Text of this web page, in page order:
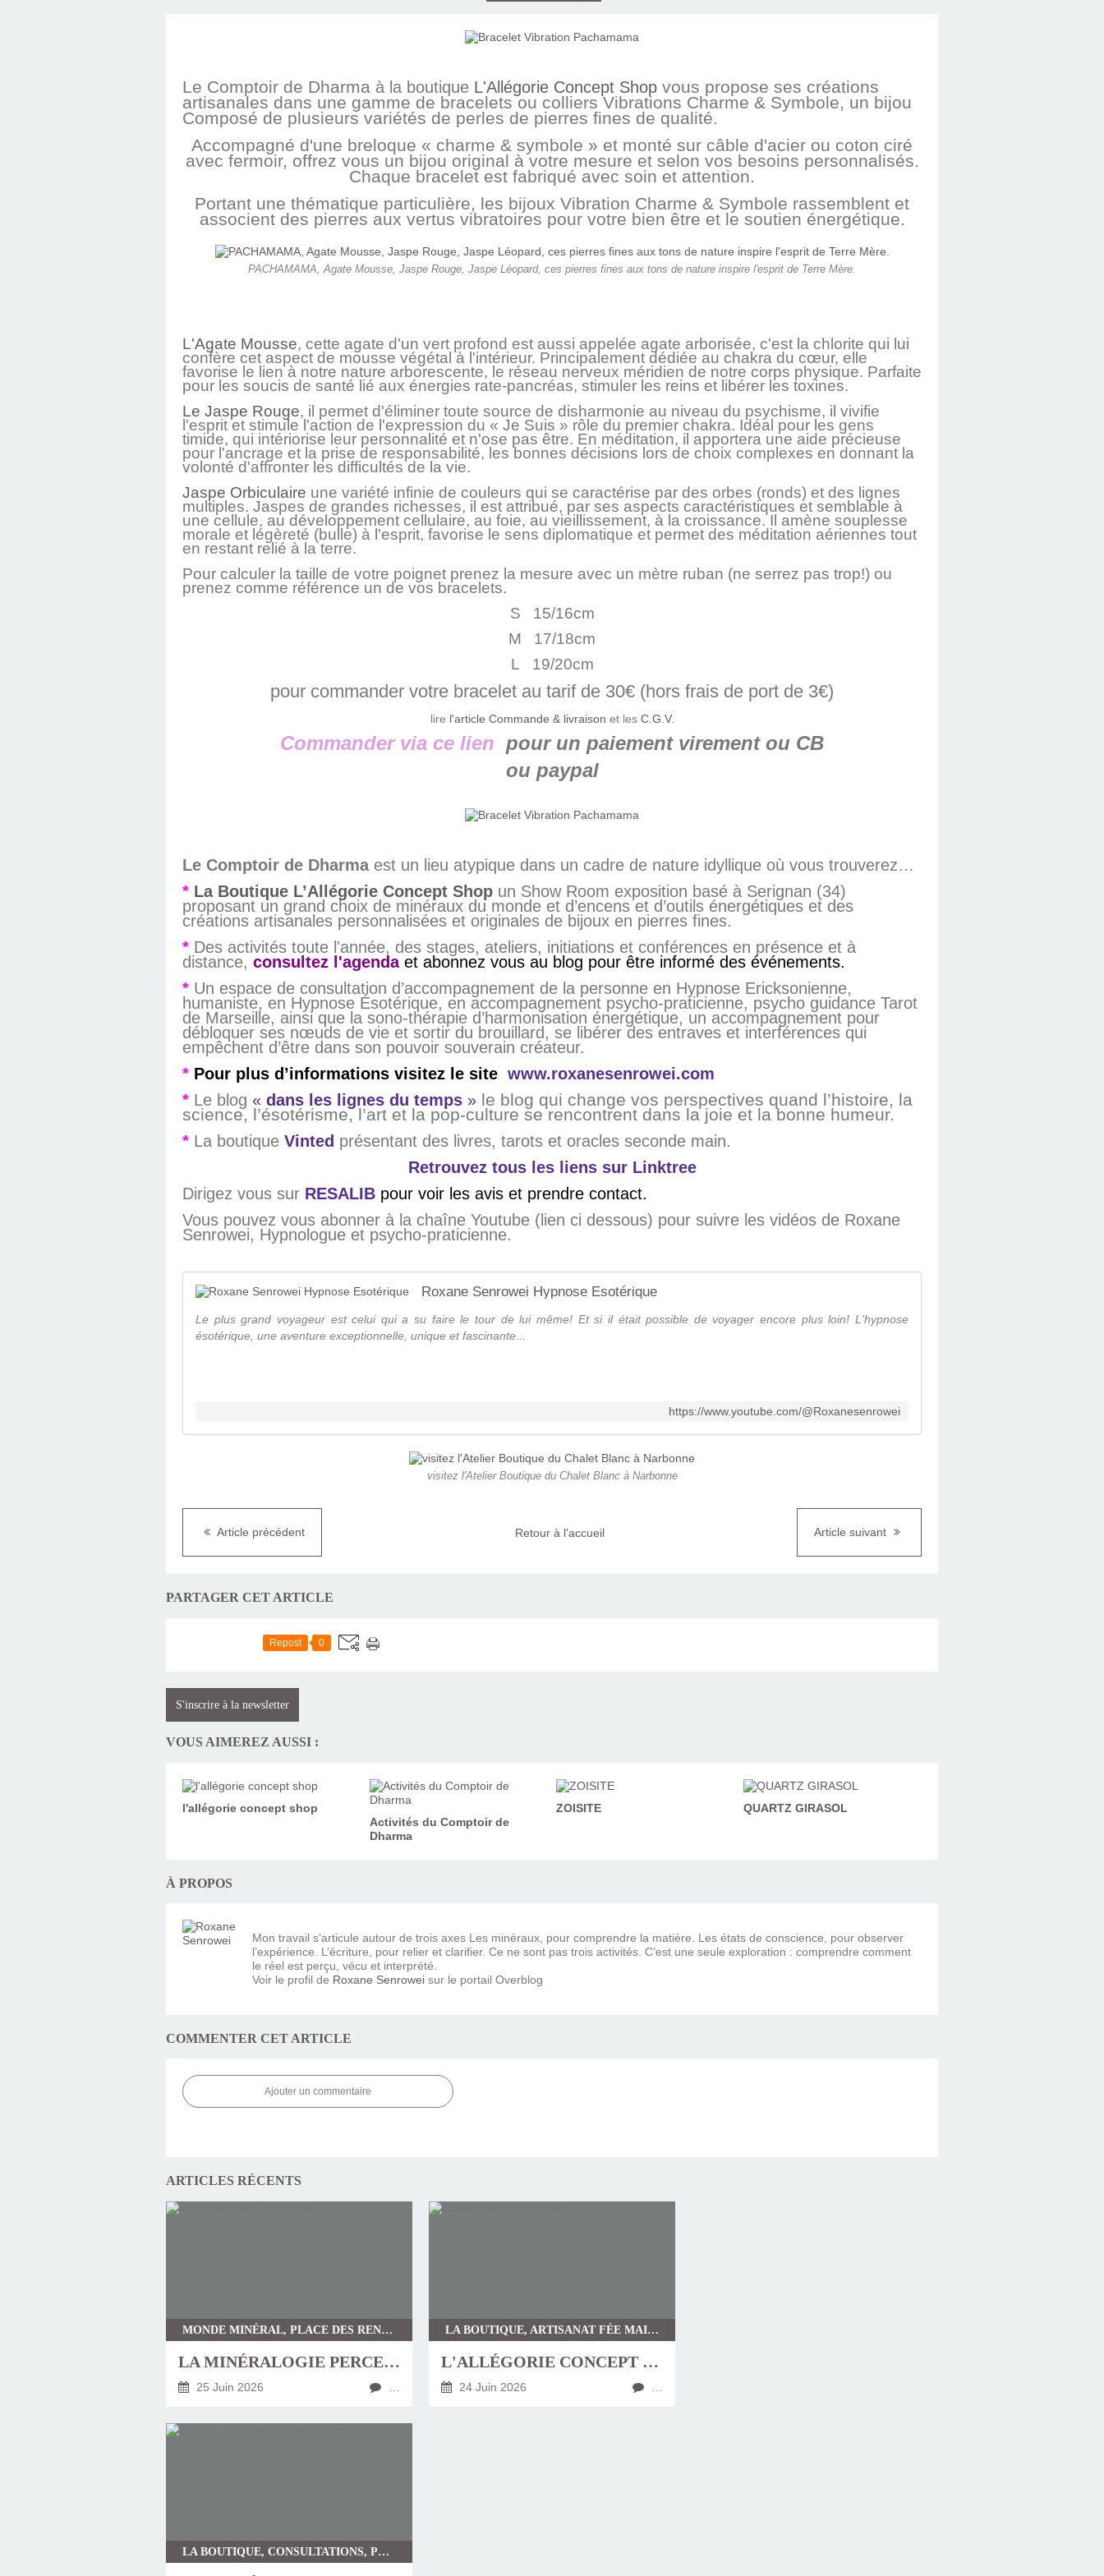
Le Comptoir de Dharma à la boutique L'Allégorie Concept Shop vous propose ses créations
artisanales dans une gamme de bracelets ou colliers Vibrations Charme & Symbole, un bijou
Composé de plusieurs variétés de perles de pierres fines de qualité.
Accompagné d'une breloque « charme & symbole » et monté sur câble d'acier ou coton ciré
avec fermoir, offrez vous un bijou original à votre mesure et selon vos besoins personnalisés.
Chaque bracelet est fabriqué avec soin et attention.
Portant une thématique particulière, les bijoux Vibration Charme & Symbole rassemblent et
associent des pierres aux vertus vibratoires pour votre bien être et le soutien énergétique.
PACHAMAMA, Agate Mousse, Jaspe Rouge, Jaspe Léopard, ces pierres fines aux tons de nature inspire l'esprit de Terre Mère.
L'Agate Mousse, cette agate d'un vert profond est aussi appelée agate arborisée, c'est la chlorite qui lui
confère cet aspect de mousse végétal à l'intérieur. Principalement dédiée au chakra du cœur, elle
favorise le lien à notre nature arborescente, le réseau nerveux méridien de notre corps physique. Parfaite
pour les soucis de santé lié aux énergies rate-pancréas, stimuler les reins et libérer les toxines.
Le Jaspe Rouge, il permet d'éliminer toute source de disharmonie au niveau du psychisme, il vivifie
l'esprit et stimule l'action de l'expression du « Je Suis » rôle du premier chakra. Idéal pour les gens
timide, qui intériorise leur personnalité et n'ose pas être. En méditation, il apportera une aide précieuse
pour l'ancrage et la prise de responsabilité, les bonnes décisions lors de choix complexes en donnant la
volonté d'affronter les difficultés de la vie.
Jaspe Orbiculaire une variété infinie de couleurs qui se caractérise par des orbes (ronds) et des lignes
multiples. Jaspes de grandes richesses, il est attribué, par ses aspects caractéristiques et semblable à
une cellule, au développement cellulaire, au foie, au vieillissement, à la croissance. Il amène souplesse
morale et légèreté (bulle) à l'esprit, favorise le sens diplomatique et permet des méditation aériennes tout
en restant relié à la terre.
Pour calculer la taille de votre poignet prenez la mesure avec un mètre ruban (ne serrez pas trop!) ou
prenez comme référence un de vos bracelets.
S 15/16cm
M 17/18cm
L 19/20cm
pour commander votre bracelet au tarif de 30€ (hors frais de port de 3€)
lire l'article Commande & livraison et les C.G.V.
Commander via ce lien pour un paiement virement ou CB
ou paypal
Le Comptoir de Dharma est un lieu atypique dans un cadre de nature idyllique où vous trouverez…
* La Boutique L’Allégorie Concept Shop un Show Room exposition basé à Serignan (34)
proposant un grand choix de minéraux du monde et d’encens et d’outils énergétiques et des
créations artisanales personnalisées et originales de bijoux en pierres fines.
* Des activités toute l'année, des stages, ateliers, initiations et conférences en présence et à
distance, consultez l'agenda et abonnez vous au blog pour être informé des événements.
* Un espace de consultation d’accompagnement de la personne en Hypnose Ericksonienne,
humaniste, en Hypnose Ésotérique, en accompagnement psycho-praticienne, psycho guidance Tarot
de Marseille, ainsi que la sono-thérapie d’harmonisation énergétique, un accompagnement pour
débloquer ses nœuds de vie et sortir du brouillard, se libérer des entraves et interférences qui
empêchent d’être dans son pouvoir souverain créateur.
* Pour plus d’informations visitez le site www.roxanesenrowei.com
* Le blog « dans les lignes du temps » le blog qui change vos perspectives quand l’histoire, la
science, l’ésotérisme, l’art et la pop-culture se rencontrent dans la joie et la bonne humeur.
* La boutique Vinted présentant des livres, tarots et oracles seconde main.
Retrouvez tous les liens sur Linktree
Dirigez vous sur RESALIB pour voir les avis et prendre contact.
Vous pouvez vous abonner à la chaîne Youtube (lien ci dessous) pour suivre les vidéos de Roxane
Senrowei, Hypnologue et psycho-praticienne.
Roxane Senrowei Hypnose Esotérique
Le plus grand voyageur est celui qui a su faire le tour de lui même! Et si il était possible de voyager encore plus loin! L'hypnose
ésotérique, une aventure exceptionnelle, unique et fascinante...
https://www.youtube.com/@Roxanesenrowei
visitez l'Atelier Boutique du Chalet Blanc à Narbonne
Article précédent Article suivant
Retour à l'accueil
PARTAGER CET ARTICLE
Repost 0
S'inscrire à la newsletter
VOUS AIMEREZ AUSSI :
l'allégorie concept shop
Activités du Comptoir de
Dharma
ZOISITE QUARTZ GIRASOL
À PROPOS
Mon travail s’articule autour de trois axes Les minéraux, pour comprendre la matière. Les états de conscience, pour observer
l’expérience. L’écriture, pour relier et clarifier. Ce ne sont pas trois activités. C’est une seule exploration : comprendre comment
le réel est perçu, vécu et interprété.
Voir le profil de Roxane Senrowei sur le portail Overblog
COMMENTER CET ARTICLE
Ajouter un commentaire
ARTICLES RÉCENTS
MONDE MINÉRAL, PLACE DES RENCONTRES
LA MINÉRALOGIE PERCEPTIVE
25 Juin 2026
LA BOUTIQUE, ARTISANAT FÉE MAINS, BIEN ÊTRE BIEN VIVRE, ENCENS, MONDE MINÉRAL
L'ALLÉGORIE CONCEPT SHOP
24 Juin 2026
LA BOUTIQUE, CONSULTATIONS, PLACE DES RENCONTRES